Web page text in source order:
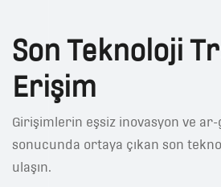
Son Teknoloji
Erişim
Girişimlerin eşsiz inovasyon ve
sonucunda ortaya çıkan son
ulaşın.